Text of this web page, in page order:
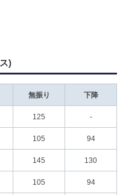
)
無振り 下降
125 -
105 94
145 130
105 94